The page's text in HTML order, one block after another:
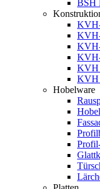
BSH
KVH-
KVH
KVH
Hobelware